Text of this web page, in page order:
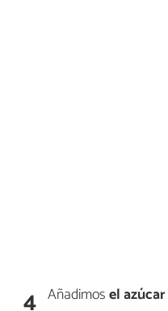
4 Añadimosel azúcar